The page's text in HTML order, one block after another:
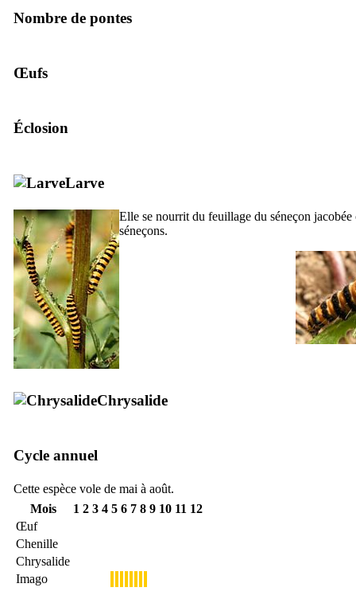
Nombre de pontes
Œufs
Éclosion
Larve
Elle se nourrit du feuillage du séneçon jacobée
séneçons.
Chrysalide
Cycle annuel
Cette espèce vole de mai à août.
Mois
1 2 3 4 5 6 7 8 9 10 11 12
Œuf
Chenille
Chrysalide
Imago